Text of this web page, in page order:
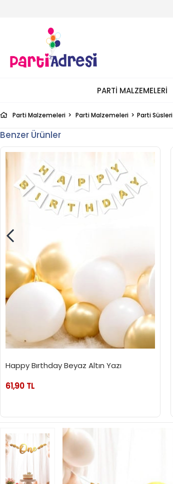
PARTI MALZEMELERI
Parti Malzemeleri Parti Malzemeleri Parti Süsleri
Benzer Ürünler
Happy Bırthday Beyaz Altın Yazı
61,90 TL